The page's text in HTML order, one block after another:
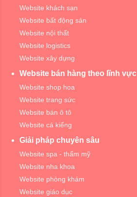
Website khách sạn
Website bất động sản
Website nội thất
Website logistics
Website xây dựng
Website bán hàng theo lĩnh vực
Website shop hoa
Website trang sức
Website bán ô tô
Website cá kiểng
Giải pháp chuyên sâu
Website spa - thẩm mỹ
Website nha khoa
Website phòng khám
Website giáo dục